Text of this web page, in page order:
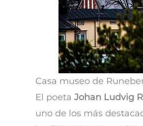
Casa museo de
El poeta Johan Ludvig
uno de los más